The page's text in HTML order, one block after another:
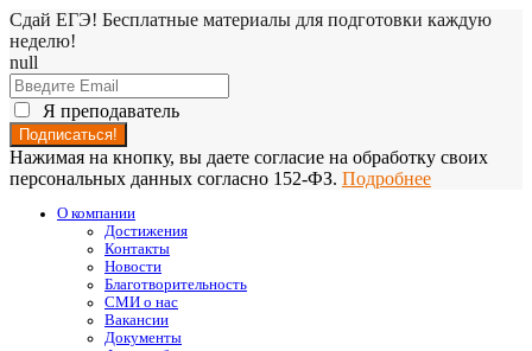
Сдай ЕГЭ! Бесплатные материалы для подготовки каждую
неделю!
null
Я преподаватель
Нажимая на кнопку, вы даете согласие на обработку своих
персональных данных согласно 152-ФЗ. Подробнее
О компании
Достижения
Контакты
Новости
Благотворительность
СМИ о нас
Вакансии
Документы